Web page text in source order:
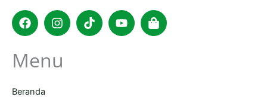
FacebookInstagram
TiktokYoutubeShopping-
bag
Menu
Beranda